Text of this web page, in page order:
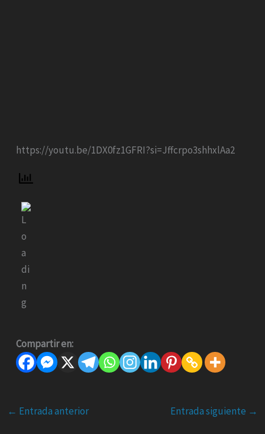
https://youtu.be/1DX0fz1GFRI?si=Jffcrpo3shhxlAa2
Compartir en:
← Entrada anterior Entrada siguiente →